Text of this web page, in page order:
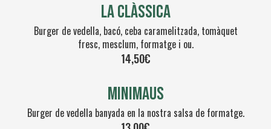
La clàssica
Burger de vedella, bacó, ceba caramelitzada, tomàquet
fresc, mesclum, formatge i ou.
14,50€
Minimaus
Burger de vedella banyada en la nostra salsa de formatge.